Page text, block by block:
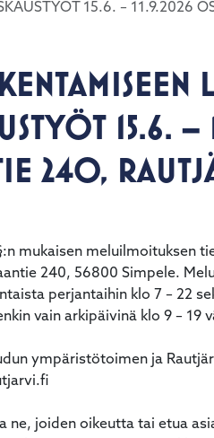
15.6. – 11.9.2026
15.6. –
240,
mukaisen meluilmoituksen
240, 56800 Simpele.
perjantaihin klo 7 – 22
vain arkipäivinä klo 9 – 19
ympäristötoimen ja
ne, joiden oikeutta tai etua